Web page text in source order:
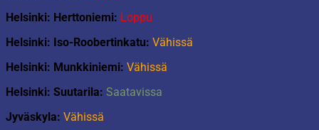
Helsinki: Herttoniemi: Loppu
Helsinki: Iso-Roobertinkatu: Vähissä
Helsinki: Munkkiniemi: Vähissä
Helsinki: Suutarila: Saatavissa
Jyväskyla: Vähissä